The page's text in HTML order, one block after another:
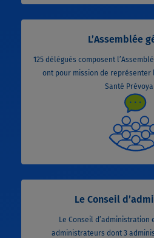
L’Assemblée
125 délégués composent
ont pour mission de représenter
Santé
Le Conseil
Le Conseil d’administration
administrateurs dont 3